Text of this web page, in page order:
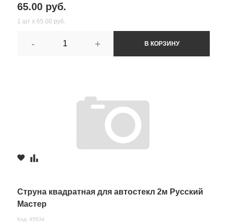
65.00 руб.
1 шт х 65.00 руб.
- + В КОРЗИНУ
Струна квадратная для автостекл 2м Русский
Мастер
Код: 45534